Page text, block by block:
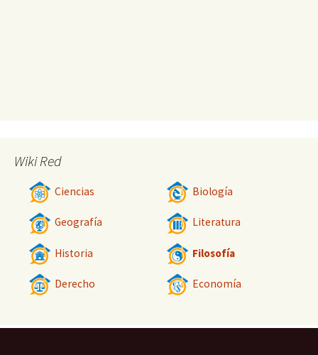
Wiki Red
Ciencias Biología
Geografía Literatura
Historia Filosofía
Derecho Economía